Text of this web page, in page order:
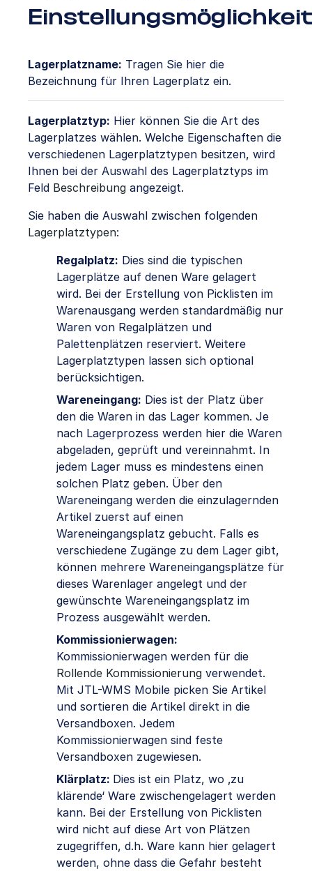
Lagerplatzname: Tragen Sie hier die
Bezeichnung für Ihren Lagerplatz ein.
Lagerplatztyp: Hier können Sie die Art des
Lagerplatzes wählen. Welche Eigenschaften die
verschiedenen Lagerplatztypen besitzen, wird
Ihnen bei der Auswahl des Lagerplatztyps im
Feld Beschreibung angezeigt.
Sie haben die Auswahl zwischen folgenden
Lagerplatztypen:
Regalplatz: Dies sind die typischen
Lagerplätze auf denen Ware gelagert
wird. Bei der Erstellung von Picklisten im
Warenausgang werden standardmäßig nur
Waren von Regalplätzen und
Palettenplätzen reserviert. Weitere
Lagerplatztypen lassen sich optional
berücksichtigen.
Wareneingang: Dies ist der Platz über
den die Waren in das Lager kommen. Je
nach Lagerprozess werden hier die Waren
abgeladen, geprüft und vereinnahmt. In
jedem Lager muss es mindestens einen
solchen Platz geben. Über den
Wareneingang werden die einzulagernden
Artikel zuerst auf einen
Wareneingangsplatz gebucht. Falls es
verschiedene Zugänge zu dem Lager gibt,
können mehrere Wareneingangsplätze für
dieses Warenlager angelegt und der
gewünschte Wareneingangsplatz im
Prozess ausgewählt werden.
Kommissionierwagen:
Kommissionierwagen werden für die
Rollende Kommissionierung verwendet.
Mit JTL-WMS Mobile picken Sie Artikel
und sortieren die Artikel direkt in die
Versandboxen. Jedem
Kommissionierwagen sind feste
Versandboxen zugewiesen.
Klärplatz: Dies ist ein Platz, wo ‚zu
klärende‘ Ware zwischengelagert werden
kann. Bei der Erstellung von Picklisten
wird nicht auf diese Art von Plätzen
zugegriffen, d.h. Ware kann hier gelagert
werden, ohne dass die Gefahr besteht